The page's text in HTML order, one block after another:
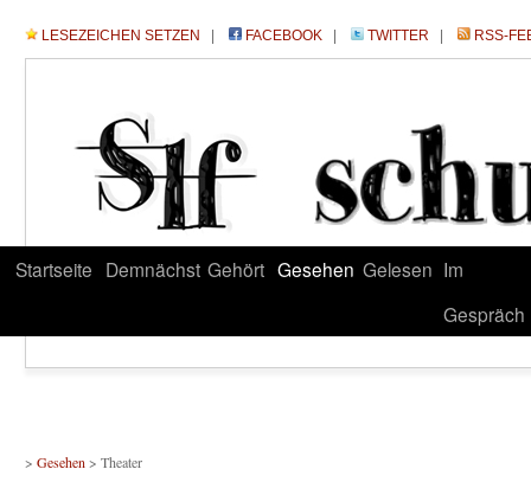
LESEZEICHEN SETZEN FACEBOOK TWITTER RSS-
Startseite Demnächst Gehört Gesehen Gelesen Im
Gespräch
> Gesehen > Theater